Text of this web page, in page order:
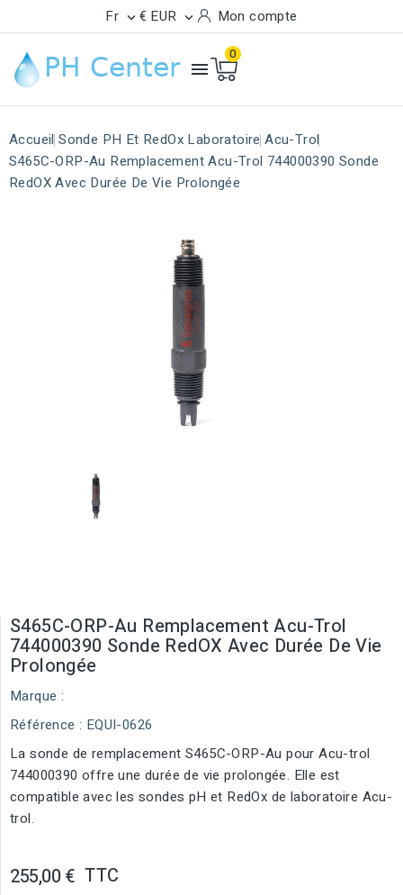
Fr  € EUR  Mon compte

0
Accueil Sonde PH Et RedOx Laboratoire Acu-Trol
S465C-ORP-Au Remplacement Acu-Trol 744000390 Sonde
RedOX Avec Durée De Vie Prolongée
S465C-ORP-Au Remplacement Acu-Trol
744000390 Sonde RedOX Avec Durée De Vie
Prolongée
Marque :
Référence : EQUI-0626
La sonde de remplacement S465C-ORP-Au pour Acu-trol
744000390 offre une durée de vie prolongée. Elle est
compatible avec les sondes pH et RedOx de laboratoire Acu-
trol.
255,00 € TTC